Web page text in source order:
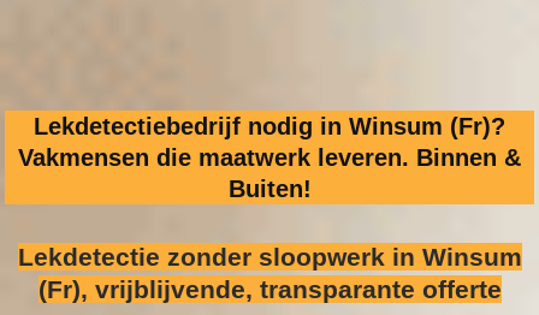
Lekdetectiebedrijf nodig in Winsum (Fr)?
Vakmensen die maatwerk leveren. Binnen &
Buiten!
Lekdetectie zonder sloopwerk in Winsum
(Fr), vrijblijvende, transparante offerte